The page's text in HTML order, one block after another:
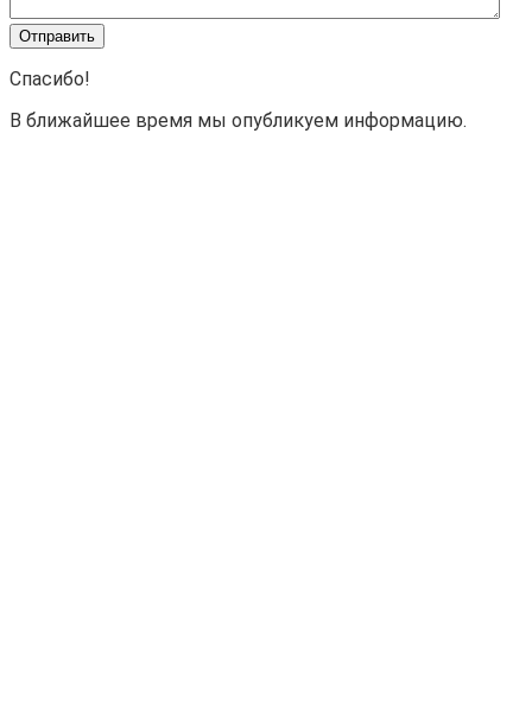
Спасибо!
В ближайшее время мы опубликуем информацию.